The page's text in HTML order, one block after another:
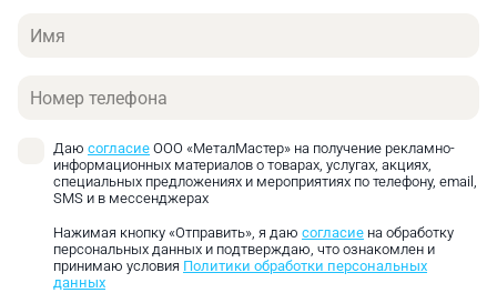
Имя
Телефон
Даю согласие ООО «МеталМастер» на получение рекламно-
информационных материалов о товарах, услугах, акциях,
специальных предложениях и мероприятиях по телефону, email,
SMS и в мессенджерах
Нажимая кнопку «Отправить», я даю согласие на обработку
персональных данных и подтверждаю, что ознакомлен и
принимаю условия Политики обработки персональных
данных